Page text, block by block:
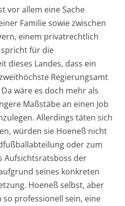
vor allem eine Sache
Familie sowie zwischen
einem privatrechtlich
für die
dieses Landes, dass ein
Regierungsamt
wäre es doch mehr als
Maßstäbe an einen Job
Allerdings täten sich
würden sie Hoeneß nicht
oder zum
Aufsichtsratsboss der
seines konkreten
Hoeneß selbst, aber
professionell sein, eine